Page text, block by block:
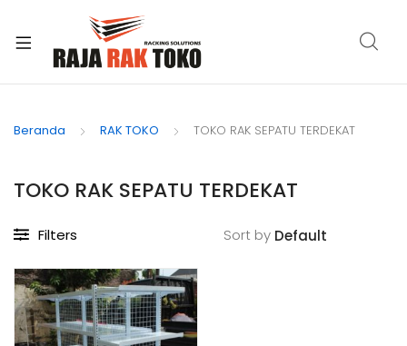
Beranda RAK TOKO TOKO RAK SEPATU TERDEKAT
TOKO RAK SEPATU TERDEKAT
Filters Sort by